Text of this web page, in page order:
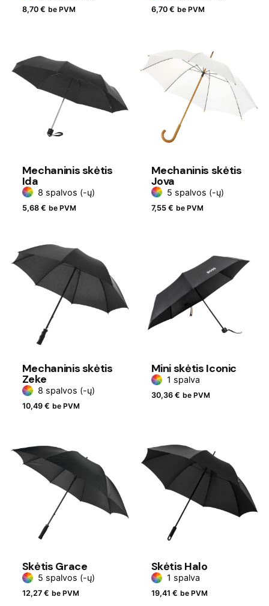
8,70 € be PVM 6,70 € be PVM
Mechaninis skėtis
Ida
8 spalvos (-ų)
5,68 € be PVM
Mechaninis skėtis
Jova
5 spalvos (-ų)
7,55 € be PVM
Mechaninis skėtis
Zeke
8 spalvos (-ų)
10,49 € be PVM
Mini skėtis Iconic
1 spalva
30,36 € be PVM
Skėtis Grace
5 spalvos (-ų)
12,27 € be PVM
Skėtis Halo
1 spalva
19,41 € be PVM